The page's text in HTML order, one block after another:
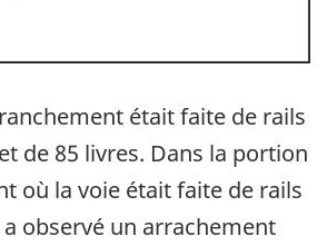
était faite de rails
de 85 livres. Dans la portion
où la voie était faite de rails
observé un arrachement